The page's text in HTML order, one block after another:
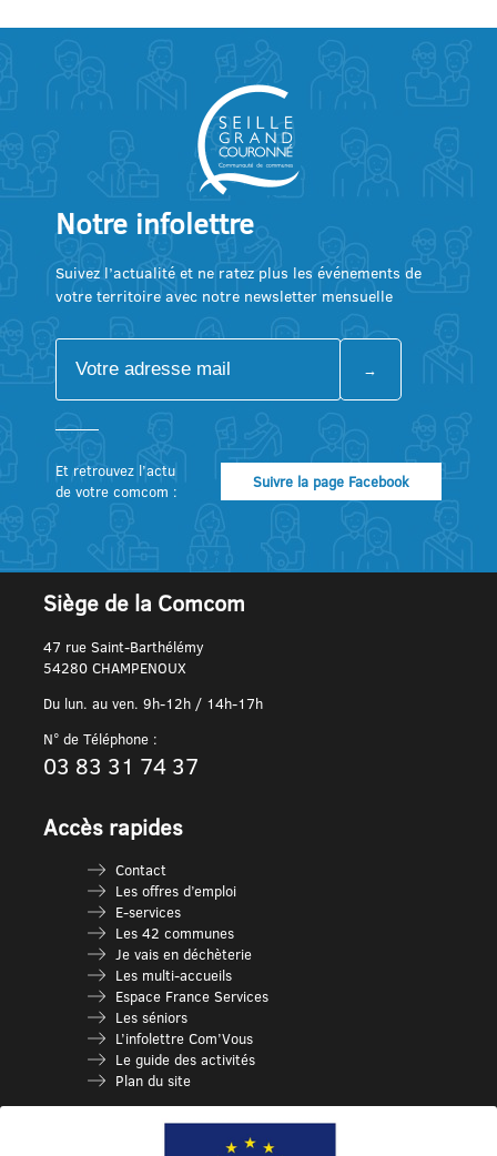
Notre infolettre
Suivez l’actualité et ne ratez plus les événements de
votre territoire avec notre newsletter mensuelle
Et retrouvez l’actu
de votre comcom :
Suivre la page Facebook
Siège de la Comcom
47 rue Saint-Barthélémy
54280 CHAMPENOUX
Du lun. au ven. 9h-12h / 14h-17h
N° de Téléphone :
03 83 31 74 37
Accès rapides
Contact
Les offres d’emploi
E-services
Les 42 communes
Je vais en déchèterie
Les multi-accueils
Espace France Services
Les séniors
L’infolettre Com’Vous
Le guide des activités
Plan du site